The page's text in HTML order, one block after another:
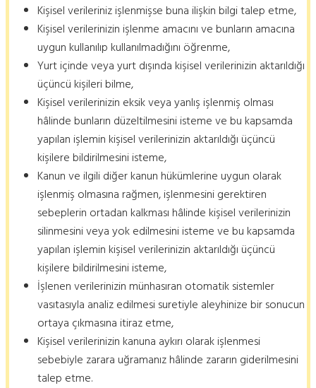
Kişisel verileriniz işlenmişse buna ilişkin bilgi talep etme,
Kişisel verilerinizin işlenme amacını ve bunların amacına
uygun kullanılıp kullanılmadığını öğrenme,
Yurt içinde veya yurt dışında kişisel verilerinizin aktarıldığı
üçüncü kişileri bilme,
Kişisel verilerinizin eksik veya yanlış işlenmiş olması
hâlinde bunların düzeltilmesini isteme ve bu kapsamda
yapılan işlemin kişisel verilerinizin aktarıldığı üçüncü
kişilere bildirilmesini isteme,
Kanun ve ilgili diğer kanun hükümlerine uygun olarak
işlenmiş olmasına rağmen, işlenmesini gerektiren
sebeplerin ortadan kalkması hâlinde kişisel verilerinizin
silinmesini veya yok edilmesini isteme ve bu kapsamda
yapılan işlemin kişisel verilerinizin aktarıldığı üçüncü
kişilere bildirilmesini isteme,
İşlenen verilerinizin münhasıran otomatik sistemler
vasıtasıyla analiz edilmesi suretiyle aleyhinize bir sonucun
ortaya çıkmasına itiraz etme,
Kişisel verilerinizin kanuna aykırı olarak işlenmesi
sebebiyle zarara uğramanız hâlinde zararın giderilmesini
talep etme.